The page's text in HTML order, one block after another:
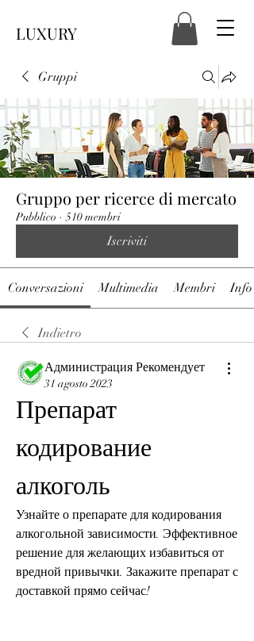
LUXURY
Gruppi
Gruppo per ricerce di mercato
Pubblico · 510 membri
Iscriviti
Conversazioni Multimedia Membri Info
Indietro
Администрация Рекомендует
31 agosto 2023
Препарат
кодирование
алкоголь
Узнайте о препарате для кодирования
алкогольной зависимости. Эффективное
решение для желающих избавиться от
вредной привычки. Закажите препарат с
доставкой прямо сейчас!